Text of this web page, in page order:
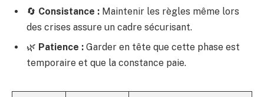
🔄 Consistance : Maintenir les règles même lors
des crises assure un cadre sécurisant.
🌿 Patience : Garder en tête que cette phase est
temporaire et que la constance paie.